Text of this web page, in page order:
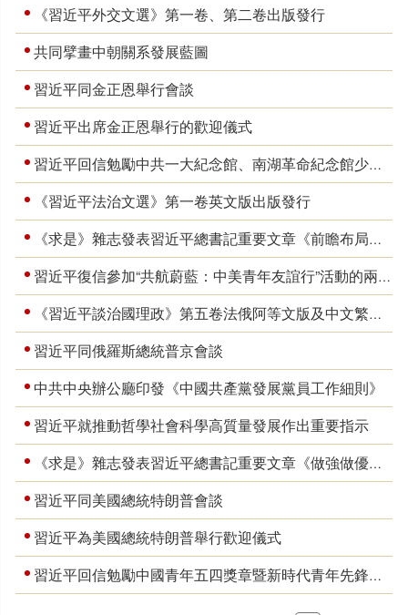
《習近平外交文選》第一卷、第二卷出版發行
共同擘畫中朝關系發展藍圖
習近平同金正恩舉行會談
習近平出席金正恩舉行的歡迎儀式
習近平回信勉勵中共一大紀念館、南湖革命紀念館少先隊紅領巾講解員
《習近平法治文選》第一卷英文版出版發行
《求是》雜志發表習近平總書記重要文章《前瞻布局和發展未來產業》
習近平復信參加“共航蔚藍：中美青年友誼行”活動的兩國學生
《習近平談治國理政》第五卷法俄阿等文版及中文繁體版出版發行
習近平同俄羅斯總統普京會談
中共中央辦公廳印發《中國共產黨發展黨員工作細則》
習近平就推動哲學社會科學高質量發展作出重要指示
《求是》雜志發表習近平總書記重要文章《做強做優做大實體經濟》
習近平同美國總統特朗普會談
習近平為美國總統特朗普舉行歡迎儀式
習近平回信勉勵中國青年五四獎章暨新時代青年先鋒獎獲獎者代表 胸懷遠大理想矢志拼搏奮斗 帶動廣大青年把個人追求融入國家發展大局